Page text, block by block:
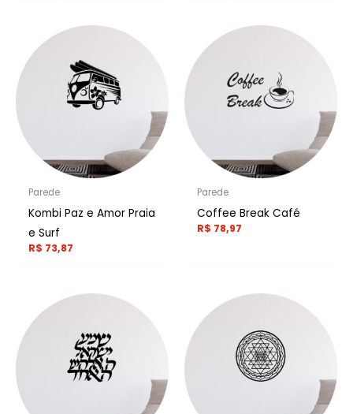
Parede
Kombi Paz e Amor Praia
e Surf
R$ 73,87
Parede
Coffee Break Café
R$ 78,97